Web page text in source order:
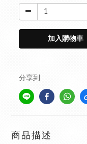
加入購物車
分享到
商品描述